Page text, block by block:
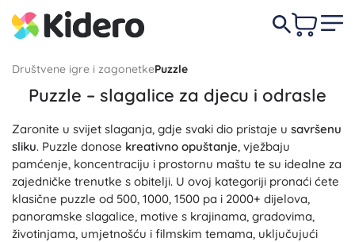
Društvene igre i zagonetkePuzzle
Puzzle – slagalice za djecu i odrasle
Zaronite u svijet slaganja, gdje svaki dio pristaje u savršenu
sliku. Puzzle donose kreativno opuštanje, vježbaju
pamćenje, koncentraciju i prostornu maštu te su idealne za
zajedničke trenutke s obitelji. U ovoj kategoriji pronaći ćete
klasične puzzle od 500, 1000, 1500 pa i 2000+ dijelova,
panoramske slagalice, motive s krajinama, gradovima,
životinjama, umjetnošću i filmskim temama, uključujući